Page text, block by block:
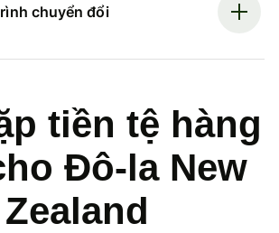
chuyển đổi
tiền tệ hàng
Đô-la New
Zealand